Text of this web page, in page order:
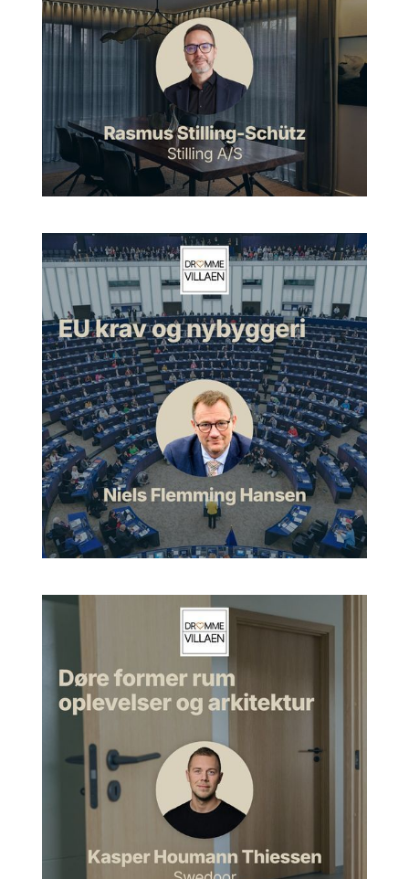
ting som jeg har oplevet en gang, for eksempel med en
kunde, der kontaktede mig, hun ville gerne se flere billeder af
det arbejde, jeg havde lavet i forhold til farvekonsultationer,
fordi hun ville gerne se, om hun kunne lide det, jeg lavede. Og
der sagde jeg simpelthen, jamen, du køber ikke min stil. Det
er ikke sådan, at jeg har nogle farver, jeg bruger, og så siger
jeg: Nu skal I allesammen have lyseblå vægge og mørkeblå
karme. For mig er indretning dybt personligt, og farver er dybt
personlige. Så det er noget, fordi farver er noget, der bliver
skabt inde i os selv.
er det bare, I godt kunne tænke jer hjemme hos jer? Altså skal
det være hyggeligt, skal det være varmt? Skal det være
spændende? Skal der være sjov og ballade? Vil I gerne have
et meget kunstnerisk hjem? Hvad for nogle slags følelser og
stemninger I godt kunne tænke jer? Og så ud fra det vil jeg
udarbejde en farveskala.
Sarah:Selvfølgelig vil jeg så komme med den ekspertise, jeg
ved, hvilke farver der fungerer i stor skala. Det tænker jeg, alle
har prøvet, det der med, at man har set en flot farve på en lille
farveprøve nede i en farvehandel, kommer man hjem og
maler den, og lige pludselig så ser den altså lidt anderledes
ud, når den kommer op på en stor væg.
Morten:Jeg rækker hånden op her. Det lavede jeg i min
første lejlighed. Det så forfærdeligt ud, så den kender jeg i
hvert fald.
Sarah:Lige præcis. Så det er jo selvfølgelig en ting, at jeg ved
ligesom nogle nuancer, der fungerer godt. Jeg har en stor
også med at skabe en farveskala, der så er harmonisk. Det vil
sige, det kan jo godt være, at den så er mere duset eller
kraftige farver eller kolde eller varme farver. Altså så det er
forskellige farver, der på en eller anden måde også
harmonerer med hinanden og derfor også harmonerer hele
vejen igennem hjemmet.
Morten:Ja. Jeg er faktisk nysgerrig på, har du givet folk en
aha-oplevelse? Altså jeg tror personligt ikke, at jeg ville være i
stand til at kunne sammensætte farverne selv. Men jeg ville
have en idé om, hvad retningen er, og jeg ville også have en
idé om, hvad vej det her skulle gå. Så hvis jeg nu siger, det
skulle være nogle naturfarver, det skulle være nogle lidt
mørkere farver, nogle lerfarver, noget måske en